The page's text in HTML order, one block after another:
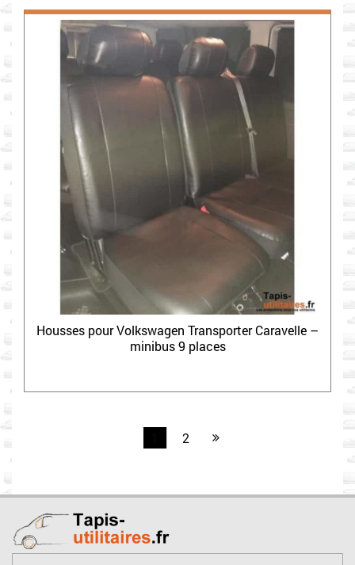
Housses pour Volkswagen Transporter Caravelle –
minibus 9 places
2